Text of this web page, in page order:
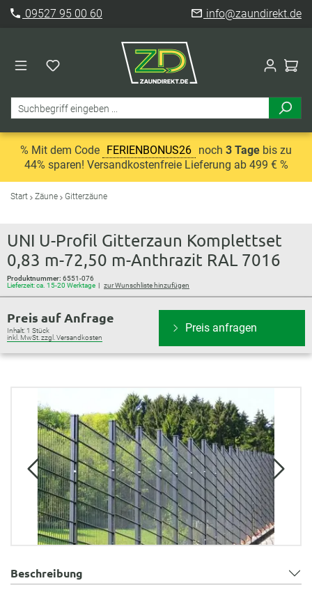
09527 95 00 60 info@zaundirekt.de
% Mit dem Code FERIENBONUS26 noch 3 Tage bis zu
44% sparen! Versandkostenfreie Lieferung ab 499 € %
Start Zäune Gitterzäune
UNI U-Profil Gitterzaun Komplettset
0,83 m-72,50 m-Anthrazit RAL 7016
Produktnummer: 6551-076
Lieferzeit: ca. 15-20 Werktage
zur Wunschliste hinzufügen
Preis auf Anfrage
Inhalt: 1 Stück
inkl. MwSt. zzgl. Versandkosten
Preis anfragen
Beschreibung